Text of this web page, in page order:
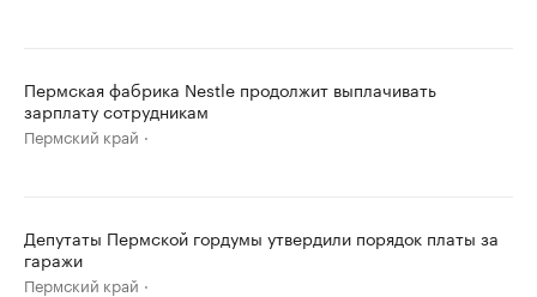
Пермская фабрика Nestle продолжит выплачивать
зарплату сотрудникам
Пермский край
Депутаты Пермской гордумы утвердили порядок платы за
гаражи
Пермский край